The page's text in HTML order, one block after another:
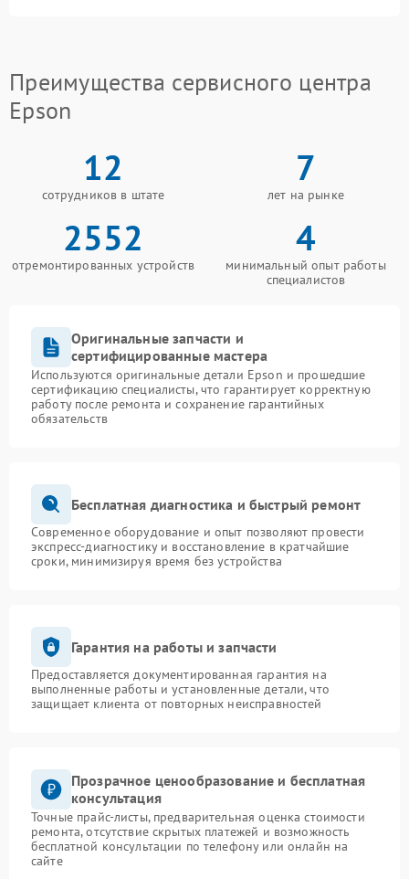
Преимущества сервисного центра
Epson
12
сотрудников в штате
7
лет на рынке
2552
отремонтированных устройств
4
минимальный опыт работы
специалистов
Оригинальные запчасти и
сертифицированные мастера
Используются оригинальные детали Epson и прошедшие
сертификацию специалисты, что гарантирует корректную
работу после ремонта и сохранение гарантийных
обязательств
Бесплатная диагностика и быстрый ремонт
Современное оборудование и опыт позволяют провести
экспресс-диагностику и восстановление в кратчайшие
сроки, минимизируя время без устройства
Гарантия на работы и запчасти
Предоставляется документированная гарантия на
выполненные работы и установленные детали, что
защищает клиента от повторных неисправностей
Прозрачное ценообразование и бесплатная
консультация
Точные прайс-листы, предварительная оценка стоимости
ремонта, отсутствие скрытых платежей и возможность
бесплатной консультации по телефону или онлайн на
сайте